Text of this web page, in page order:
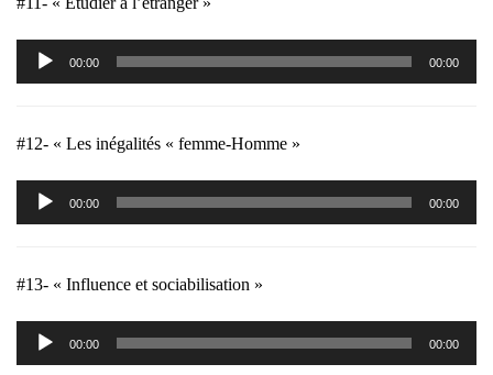
Lecteur
audio
00:00 00:00
#12- « Les inégalités « femme-Homme »
Lecteur
audio
00:00 00:00
#13- « Influence et sociabilisation »
Lecteur
audio
00:00 00:00